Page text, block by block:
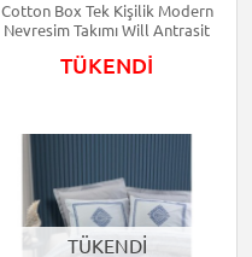
Cotton Box Tek Kişilik Modern
Nevresim Takımı Will Antrasit
TÜKENDİ
TÜKENDİ